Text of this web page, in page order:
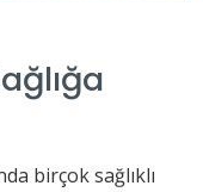
birçok sağlıklı